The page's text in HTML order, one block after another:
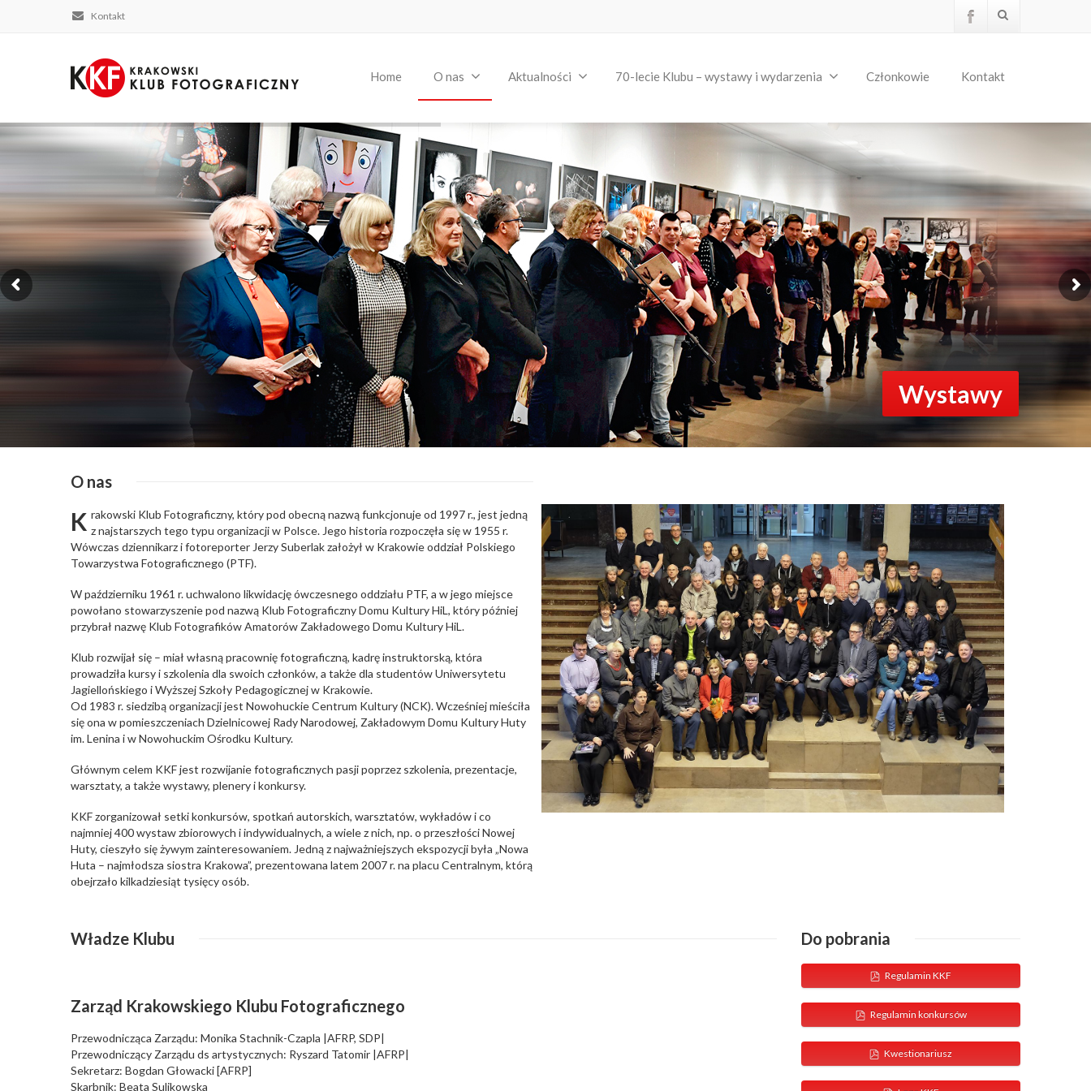
Kontakt
Home O nas Aktualności 70-lecie Klubu – wystawy i wydarzenia Członkowie Kontakt
Wystawy
O nas
K rakowski Klub Fotograficzny, który pod obecną nazwą funkcjonuje od 1997 r., jest jedną
z najstarszych tego typu organizacji w Polsce. Jego historia rozpoczęła się w 1955 r.
Wówczas dziennikarz i fotoreporter Jerzy Suberlak założył w Krakowie oddział Polskiego
Towarzystwa Fotograficznego (PTF).
W październiku 1961 r. uchwalono likwidację ówczesnego oddziału PTF, a w jego miejsce
powołano stowarzyszenie pod nazwą Klub Fotograficzny Domu Kultury HiL, który później
przybrał nazwę Klub Fotografików Amatorów Zakładowego Domu Kultury HiL.
Klub rozwijał się – miał własną pracownię fotograficzną, kadrę instruktorską, która
prowadziła kursy i szkolenia dla swoich członków, a także dla studentów Uniwersytetu
Jagiellońskiego i Wyższej Szkoły Pedagogicznej w Krakowie.
Od 1983 r. siedzibą organizacji jest Nowohuckie Centrum Kultury (NCK). Wcześniej mieściła
się ona w pomieszczeniach Dzielnicowej Rady Narodowej, Zakładowym Domu Kultury Huty
im. Lenina i w Nowohuckim Ośrodku Kultury.
Głównym celem KKF jest rozwijanie fotograficznych pasji poprzez szkolenia, prezentacje,
warsztaty, a także wystawy, plenery i konkursy.
KKF zorganizował setki konkursów, spotkań autorskich, warsztatów, wykładów i co
najmniej 400 wystaw zbiorowych i indywidualnych, a wiele z nich, np. o przeszłości Nowej
Huty, cieszyło się żywym zainteresowaniem. Jedną z najważniejszych ekspozycji była „Nowa
Huta – najmłodsza siostra Krakowa”, prezentowana latem 2007 r. na placu Centralnym, którą
obejrzało kilkadziesiąt tysięcy osób.
Władze Klubu
Zarząd Krakowskiego Klubu Fotograficznego
Przewodnicząca Zarządu: Monika Stachnik-Czapla |AFRP, SDP|
Przewodniczący Zarządu ds artystycznych: Ryszard Tatomir |AFRP|
Sekretarz: Bogdan Głowacki [AFRP]
Skarbnik: Beata Sulikowska
Do pobrania
Regulamin KKF
Regulamin konkursów
Kwestionariusz